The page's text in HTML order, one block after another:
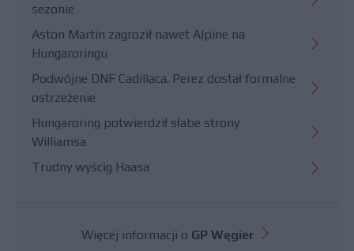
sezonie
Aston Martin zagroził nawet Alpine na
Hungaroringu
Podwójne DNF Cadillaca. Perez dostał formalne
ostrzeżenie
Hungaroring potwierdził słabe strony
Williamsa
Trudny wyścig Haasa
Więcej informacji o GP Węgier